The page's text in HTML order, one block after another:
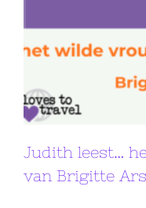
Judith leest…
van Brigitte Ars